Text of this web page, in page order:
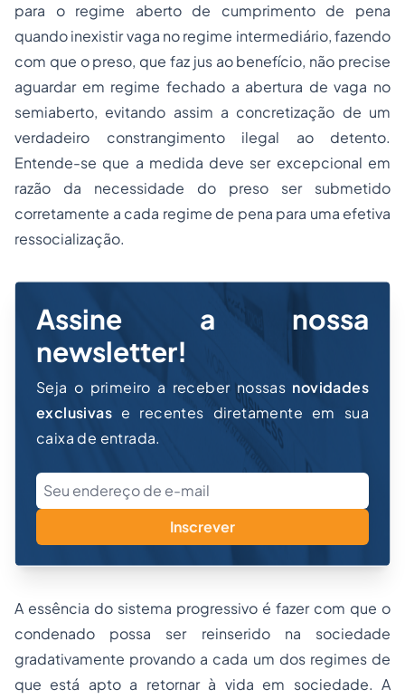
para o regime aberto de cumprimento de pena
quando inexistir vaga no regime intermediário, fazendo
com que o preso, que faz jus ao benefício, não precise
aguardar em regime fechado a abertura de vaga no
semiaberto, evitando assim a concretização de um
verdadeiro constrangimento ilegal ao detento.
Entende-se que a medida deve ser excepcional em
razão da necessidade do preso ser submetido
corretamente a cada regime de pena para uma efetiva
ressocialização.
Assine a nossa
newsletter!
Seja o primeiro a receber nossas novidades
exclusivas e recentes diretamente em sua
caixa de entrada.
Inscrever
A essência do sistema progressivo é fazer com que o
condenado possa ser reinserido na sociedade
gradativamente provando a cada um dos regimes de
que está apto a retornar à vida em sociedade. A